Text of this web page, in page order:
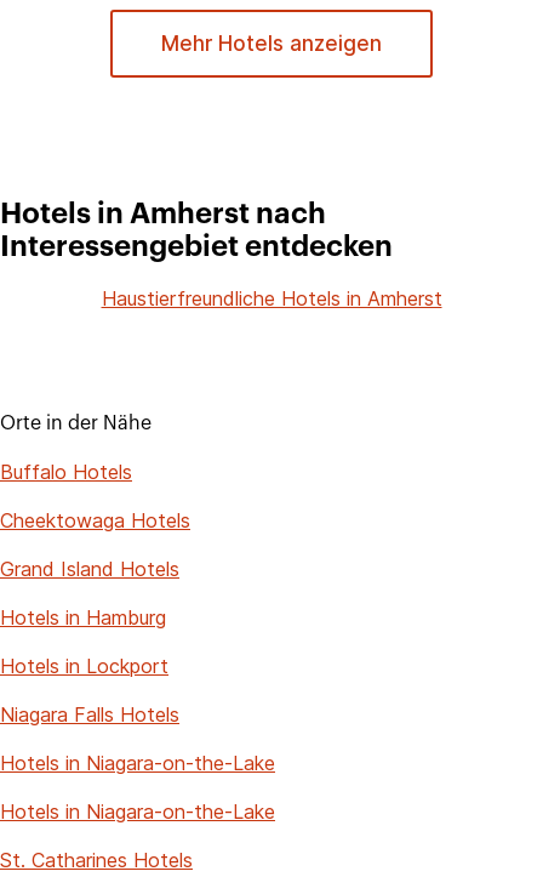
Mehr Hotels anzeigen
Hotels in Amherst nach
Interessengebiet entdecken
Haustierfreundliche Hotels in Amherst
Orte in der Nähe
Buffalo Hotels
Cheektowaga Hotels
Grand Island Hotels
Hotels in Hamburg
Hotels in Lockport
Niagara Falls Hotels
Hotels in Niagara-on-the-Lake
Hotels in Niagara-on-the-Lake
St. Catharines Hotels